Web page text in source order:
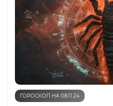
ГОРОСКОП НА 08.11.24